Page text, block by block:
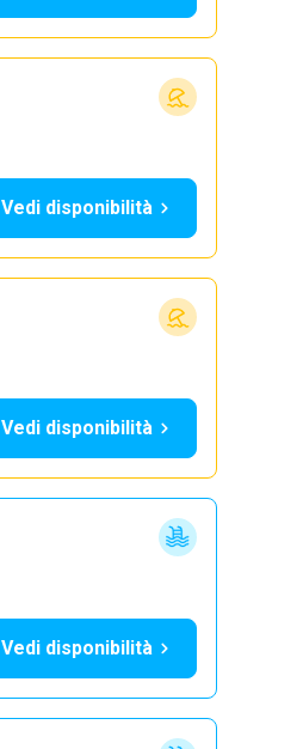
Vedi disponibilità
Vedi disponibilità
Vedi disponibilità